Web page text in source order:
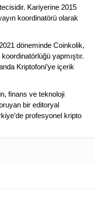
Kariyerine 2015
koordinatörü olarak
döneminde Coinkolik,
yapmıştır.
Kriptofoni’ye içerik
finans ve teknoloji
bir editoryal
profesyonel kripto